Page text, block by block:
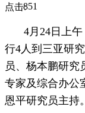
点击:851
4月24日上
行4人到三亚研
员、杨本鹏研究
专家及综合办公
恩平研究员主持。